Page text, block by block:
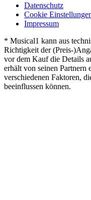
Datenschutz
Cookie
Impressum
* Musical1 kann aus
Richtigkeit der (Preis-
vor dem Kauf die Details
erhält von seinen Partnern
verschiedenen Faktoren,
beeinflussen können.